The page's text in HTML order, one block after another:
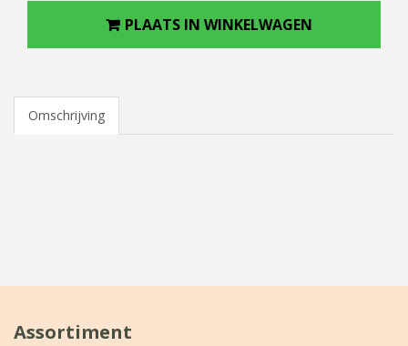
PLAATS IN WINKELWAGEN
Omschrijving
Assortiment